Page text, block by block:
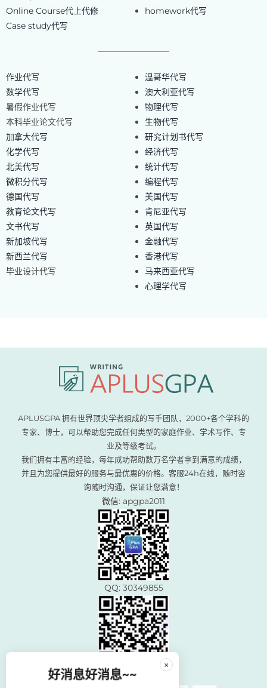
Online Course代上代修
Case study代写
homework代写
作业代写
数学代写
暑假作业代写
本科毕业论文代写
加拿大代写
化学代写
北美代写
微积分代写
德国代写
教育论文代写
文书代写
新加坡代写
新西兰代写
毕业设计代写
温哥华代写
澳大利亚代写
物理代写
生物代写
研究计划书代写
经济代写
统计代写
编程代写
美国代写
肯尼亚代写
英国代写
金融代写
香港代写
马来西亚代写
心理学代写
APLUSGPA 拥有世界顶尖学者组成的写手团队，2000+各个学科的
专家、博士，可以帮助您完成任何类型的家庭作业、学术写作、专
业及等级考试。
我们拥有丰富的经验，每年成功帮助数万名学者拿到满意的成绩，
并且为您提供最好的服务与最优惠的价格。客服24h在线，随时咨
询随时沟通，保证让您满意！
微信: apgpa2011
QQ: 30349855
好消息好消息~~
×